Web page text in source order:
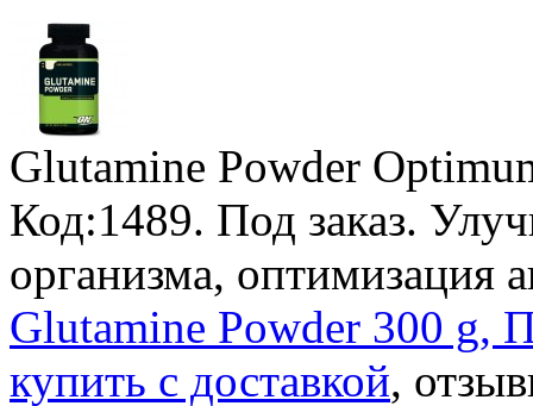
Glutamine Powder
Код:1489. Под заказ.
организма, оптимизация
Glutamine Powder 300 g,
купить с доставкой,